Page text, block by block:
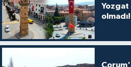
Yozgat
olmadı!